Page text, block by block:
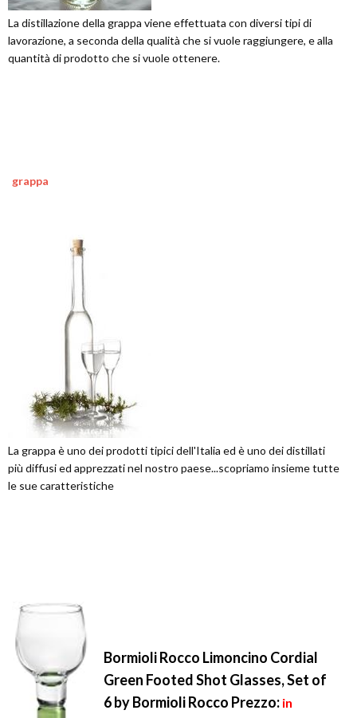
La distillazione della grappa viene effettuata con diversi tipi di
lavorazione, a seconda della qualità che si vuole raggiungere, e alla
quantità di prodotto che si vuole ottenere.
grappa
La grappa è uno dei prodotti tipici dell'Italia ed è uno dei distillati
più diffusi ed apprezzati nel nostro paese...scopriamo insieme tutte
le sue caratteristiche
Bormioli Rocco Limoncino Cordial
Green Footed Shot Glasses, Set of
6 by Bormioli Rocco Prezzo: in